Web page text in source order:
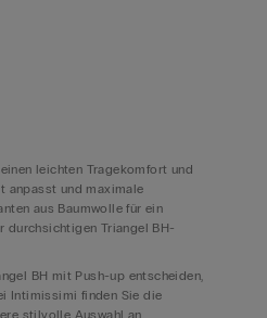
leichten Tragekomfort und
anpasst und maximale
aus Baumwolle für ein
durchsichtigen Triangel BH-
BH mit Push-up entscheiden,
Intimissimi finden Sie die
stilvolle Auswahl an